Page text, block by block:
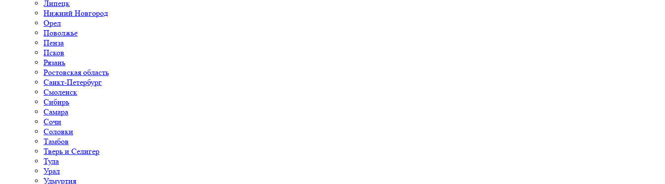
Липецк
Нижний Новгород
Орел
Поволжье
Пенза
Псков
Рязань
Ростовская область
Санкт-Петербург
Смоленск
Сибирь
Самара
Сочи
Соловки
Тамбов
Тверь и Селигер
Тула
Урал
Удмуртия